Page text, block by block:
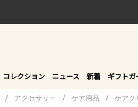
コレクション ニュース 新着 ギフトガ
/ アクセサリー / ケア用品 / ケアク